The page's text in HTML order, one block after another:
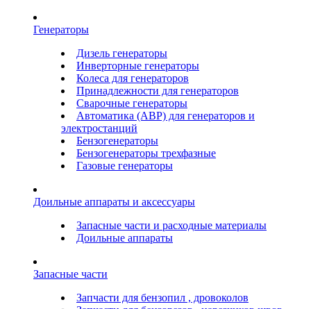
Генераторы
Дизель генераторы
Инверторные генераторы
Колеса для генераторов
Принадлежности для генераторов
Сварочные генераторы
Автоматика (АВР) для генераторов и
электростанций
Бензогенераторы
Бензогенераторы трехфазные
Газовые генераторы
Доильные аппараты и аксессуары
Запасные части и расходные материалы
Доильные аппараты
Запасные части
Запчасти для бензопил , дровоколов